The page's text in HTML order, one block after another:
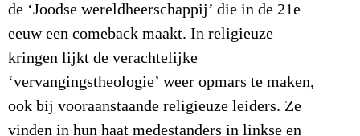
de ‘Joodse wereldheerschappij’ die in de 21e
eeuw een comeback maakt. In religieuze
kringen lijkt de verachtelijke
‘vervangingstheologie’ weer opmars te maken,
ook bij vooraanstaande religieuze leiders. Ze
vinden in hun haat medestanders in linkse en